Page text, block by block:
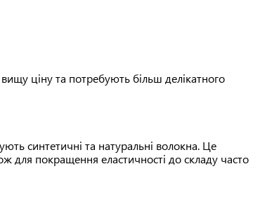
ціну та потребують більш делікатного
синтетичні та натуральні волокна. Це
для покращення еластичності до складу часто